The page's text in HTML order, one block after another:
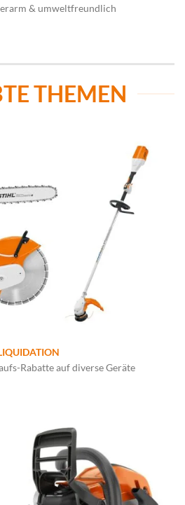
& umweltfreundlich
THEMEN
Rabatte auf diverse Geräte